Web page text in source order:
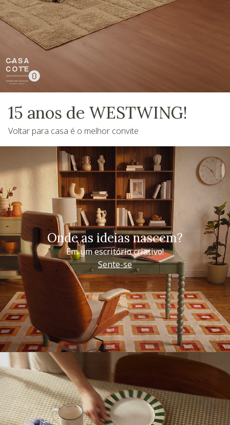
15 anos de WESTWING!
Voltar para casa é o melhor convite
Onde as ideias nascem?
Em um escritório criativo!
Sente-se